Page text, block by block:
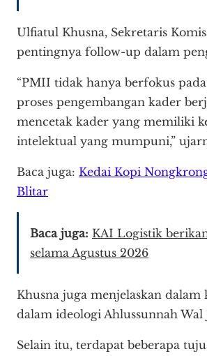
Ulfiatul Khusna, Sekretaris
pentingnya follow-up dalam
“PMII tidak hanya berfokus
proses pengembangan kader
mencetak kader yang memiliki
intelektual yang mumpuni,”
Baca juga: Kedai Kopi
Blitar
Baca juga: KAI Logistik
selama Agustus 2026
Khusna juga menjelaskan
dalam ideologi Ahlussunnah Wal
Selain itu, terdapat beberapa